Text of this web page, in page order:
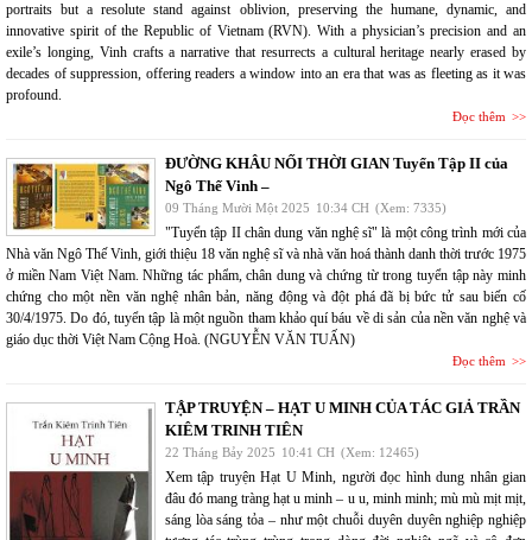
portraits but a resolute stand against oblivion, preserving the humane, dynamic, and
innovative spirit of the Republic of Vietnam (RVN). With a physician’s precision and an
exile’s longing, Vinh crafts a narrative that resurrects a cultural heritage nearly erased by
decades of suppression, offering readers a window into an era that was as fleeting as it was
profound.
Đọc thêm
ĐƯỜNG KHÂU NỐI THỜI GIAN Tuyển Tập II của
Ngô Thế Vinh –
09 Tháng Mười Một 2025 10:34 CH (Xem: 7335)
"Tuyển tập II chân dung văn nghệ sĩ" là một công trình mới của
Nhà văn Ngô Thế Vinh, giới thiệu 18 văn nghệ sĩ và nhà văn hoá thành danh thời trước 1975
ở miền Nam Việt Nam. Những tác phẩm, chân dung và chứng từ trong tuyển tập này minh
chứng cho một nền văn nghệ nhân bản, năng động và đột phá đã bị bức tử sau biến cố
30/4/1975. Do đó, tuyển tập là một nguồn tham khảo quí báu về di sản của nền văn nghệ và
giáo dục thời Việt Nam Cộng Hoà. (NGUYỄN VĂN TUẤN)
Đọc thêm
TẬP TRUYỆN – HẠT U MINH CỦA TÁC GIẢ TRẦN
KIÊM TRINH TIÊN
22 Tháng Bảy 2025 10:41 CH (Xem: 12465)
Xem tập truyện Hạt U Minh, người đọc hình dung nhân gian
đâu đó mang tràng hạt u minh – u u, minh minh; mù mù mịt mịt,
sáng lòa sáng tỏa – như một chuỗi duyên duyên nghiệp nghiệp